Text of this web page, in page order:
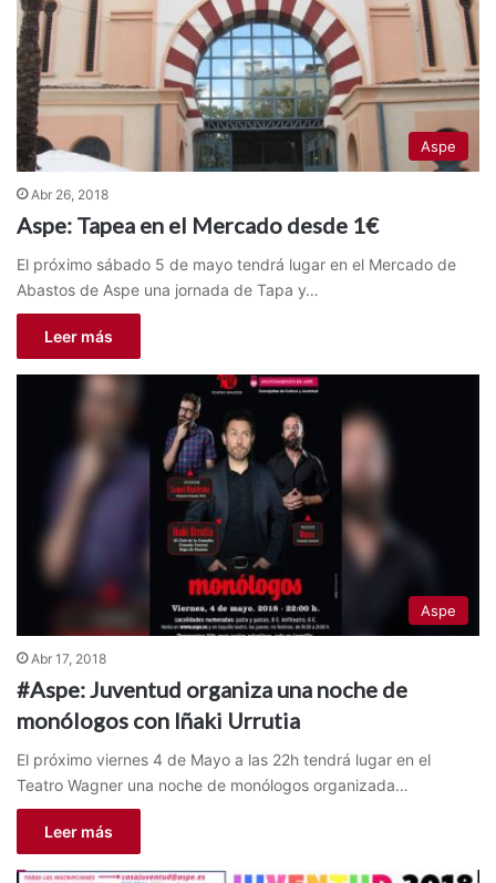
Aspe
Abr 26, 2018
Aspe: Tapea en el Mercado desde 1€
El próximo sábado 5 de mayo tendrá lugar en el Mercado de
Abastos de Aspe una jornada de Tapa y…
Leer más
Aspe
Abr 17, 2018
#Aspe: Juventud organiza una noche de
monólogos con Iñaki Urrutia
El próximo viernes 4 de Mayo a las 22h tendrá lugar en el
Teatro Wagner una noche de monólogos organizada…
Leer más